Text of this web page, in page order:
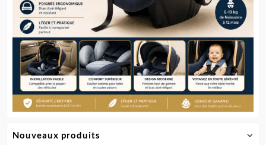
Nouveaux produits